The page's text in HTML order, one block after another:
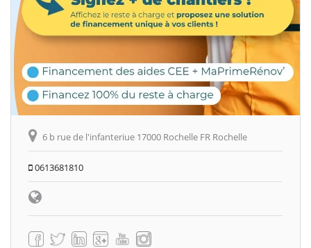
6 b rue de l'infanteriue 17000 Rochelle FR Rochelle
0613681810